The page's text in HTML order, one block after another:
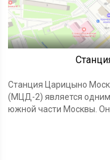
Станция Царицыно
(МЦД-2) является одним
южной части Москвы.